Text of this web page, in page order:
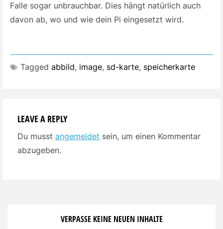
Falle sogar unbrauchbar. Dies hängt natürlich auch
davon ab, wo und wie dein Pi eingesetzt wird.
Tagged abbild, image, sd-karte, speicherkarte
LEAVE A REPLY
Du musst angemeldet sein, um einen Kommentar
abzugeben.
VERPASSE KEINE NEUEN INHALTE